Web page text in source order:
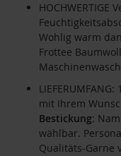
HOCHWERTIGE
Wohlig warm
Frottee
mit Ihrem
Bestickung:
wählbar.
Qualitäts-Garne